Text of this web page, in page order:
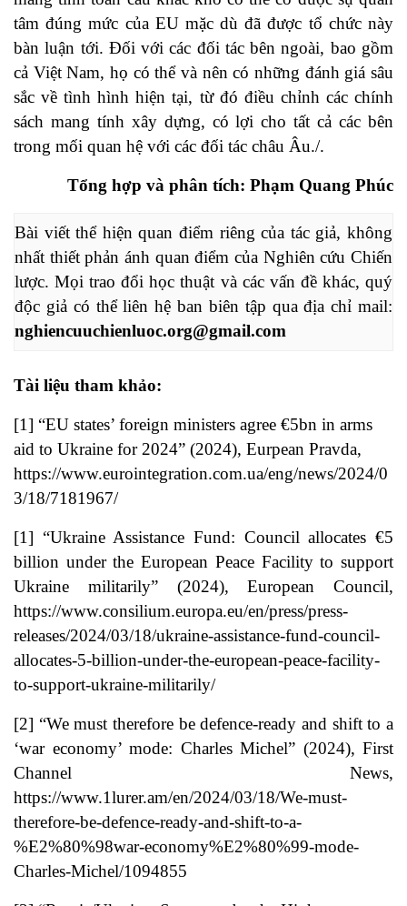
tâm đúng mức của EU mặc dù đã được tổ chức này
bàn luận tới. Đối với các đối tác bên ngoài, bao gồm
cả Việt Nam, họ có thể và nên có những đánh giá sâu
sắc về tình hình hiện tại, từ đó điều chỉnh các chính
sách mang tính xây dựng, có lợi cho tất cả các bên
trong mối quan hệ với các đối tác châu Âu./.
Tổng hợp và phân tích: Phạm Quang Phúc
Bài viết thể hiện quan điểm riêng của tác giả, không
nhất thiết phản ánh quan điểm của Nghiên cứu Chiến
lược. Mọi trao đổi học thuật và các vấn đề khác, quý
nghiencuuchienluoc.org@gmail.com
Tài liệu tham khảo:
[1] “EU states’ foreign ministers agree €5bn in arms
aid to Ukraine for 2024” (2024), Eurpean Pravda,
https://www.eurointegration.com.ua/eng/news/2024/0
3/18/7181967/
[1] “Ukraine Assistance Fund: Council allocates €5
billion under the European Peace Facility to support
Ukraine militarily” (2024), European Council,
https://www.consilium.europa.eu/en/press/press-
releases/2024/03/18/ukraine-assistance-fund-council-
allocates-5-billion-under-the-european-peace-facility-
to-support-ukraine-militarily/
[2] “We must therefore be defence-ready and shift to a
‘war economy’ mode: Charles Michel” (2024), First
Channel News,
https://www.1lurer.am/en/2024/03/18/We-must-
therefore-be-defence-ready-and-shift-to-a-
%E2%80%98war-economy%E2%80%99-mode-
Charles-Michel/1094855